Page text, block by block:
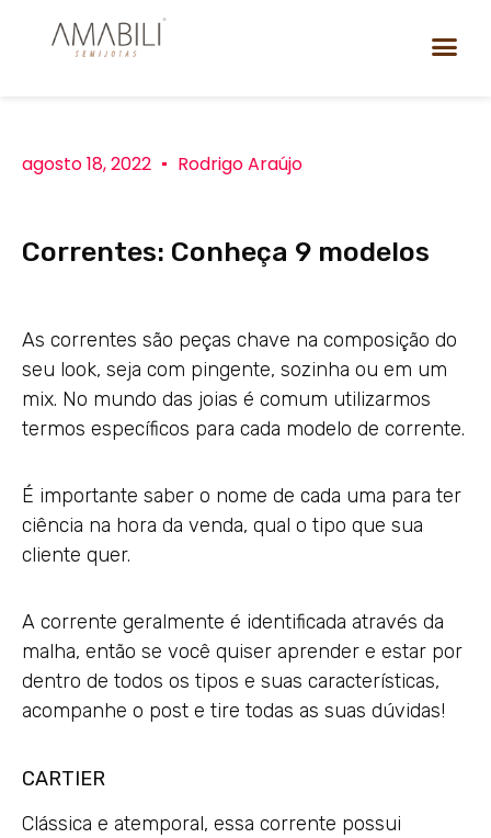
agosto 18, 2022 Rodrigo Araújo
Correntes: Conheça 9 modelos
As correntes são peças chave na composição do
seu look, seja com pingente, sozinha ou em um
mix. No mundo das joias é comum utilizarmos
termos específicos para cada modelo de corrente.
É importante saber o nome de cada uma para ter
ciência na hora da venda, qual o tipo que sua
cliente quer.
A corrente geralmente é identificada através da
malha, então se você quiser aprender e estar por
dentro de todos os tipos e suas características,
acompanhe o post e tire todas as suas dúvidas!
CARTIER
Clássica e atemporal, essa corrente possui